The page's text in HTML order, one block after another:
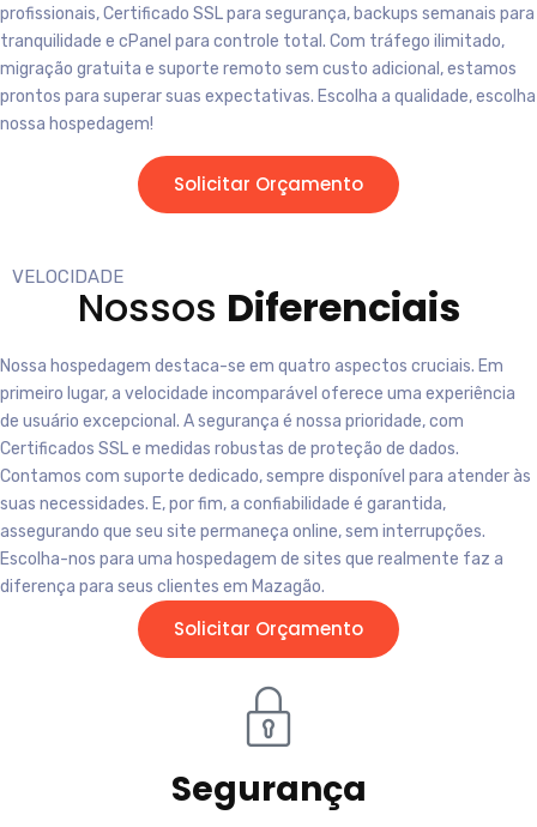
profissionais, Certificado SSL para segurança, backups semanais para
tranquilidade e cPanel para controle total. Com tráfego ilimitado,
migração gratuita e suporte remoto sem custo adicional, estamos
prontos para superar suas expectativas. Escolha a qualidade, escolha
nossa hospedagem!
Solicitar Orçamento
VELOCIDADE
Nossos Diferenciais
Nossa hospedagem destaca-se em quatro aspectos cruciais. Em
primeiro lugar, a velocidade incomparável oferece uma experiência
de usuário excepcional. A segurança é nossa prioridade, com
Certificados SSL e medidas robustas de proteção de dados.
Contamos com suporte dedicado, sempre disponível para atender às
suas necessidades. E, por fim, a confiabilidade é garantida,
assegurando que seu site permaneça online, sem interrupções.
Escolha-nos para uma hospedagem de sites que realmente faz a
diferença para seus clientes em Mazagão.
Solicitar Orçamento
Segurança